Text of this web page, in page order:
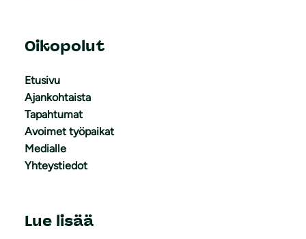
Oikopolut
Etusivu
Ajankohtaista
Tapahtumat
Avoimet työpaikat
Medialle
Yhteystiedot
Lue lisää